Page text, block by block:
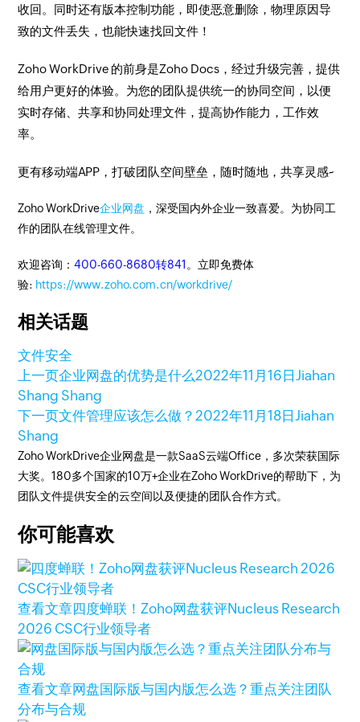
收回。同时还有版本控制功能，即使恶意删除，物理原因导
致的文件丢失，也能快速找回文件！
Zoho WorkDrive 的前身是Zoho Docs，经过升级完善，提供
给用户更好的体验。为您的团队提供统一的协同空间，以便
实时存储、共享和协同处理文件，提高协作能力，工作效
率。
更有移动端APP，打破团队空间壁垒，随时随地，共享灵感~
Zoho WorkDrive企业网盘 ，深受国内外企业一致喜爱。为协同工
作的团队在线管理文件。
欢迎咨询：400-660-8680转841 。立即免费体
验: https://www.zoho.com.cn/workdrive/
相关话题
文件安全
上一页企业网盘的优势是什么2022年11月16日Jiahan
Shang Shang
下一页文件管理应该怎么做？2022年11月18日Jiahan
Shang
Zoho WorkDrive企业网盘是一款SaaS云端Office，多次荣获国际
大奖。180多个国家的10万+企业在Zoho WorkDrive的帮助下，为
团队文件提供安全的云空间以及便捷的团队合作方式。
你可能喜欢
查看文章四度蝉联！Zoho网盘获评Nucleus Research
2026 CSC行业领导者
查看文章网盘国际版与国内版怎么选？重点关注团队
分布与合规